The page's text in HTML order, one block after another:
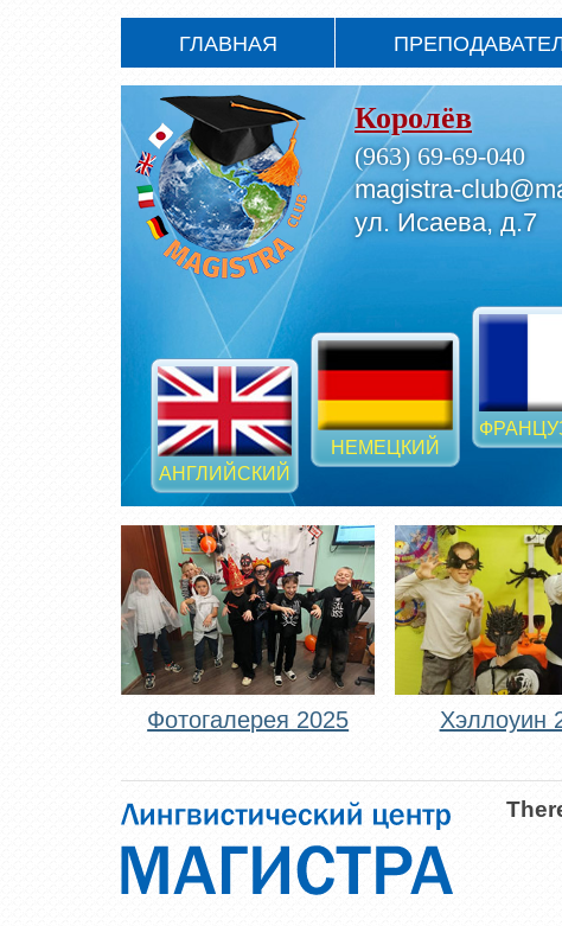
ГЛАВНАЯ
АНГЛИЙСКИЙ
НЕМЕЦКИЙ
Королёв
(963) 69-69-040
magistra-
ул. Исаева, д.7
Фотогалерея 2025 Хэллоуин